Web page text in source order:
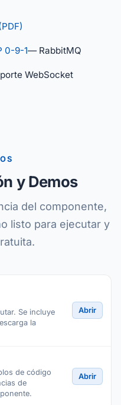
0-9-1— RabbitMQ
WebSocket
y Demos
del componente,
listo para ejecutar y
Se incluye
la
Abrir
de código
de
Abrir